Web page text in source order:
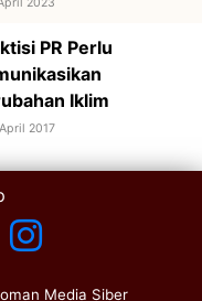
PR Perlu
Iklim
2017
Media Siber